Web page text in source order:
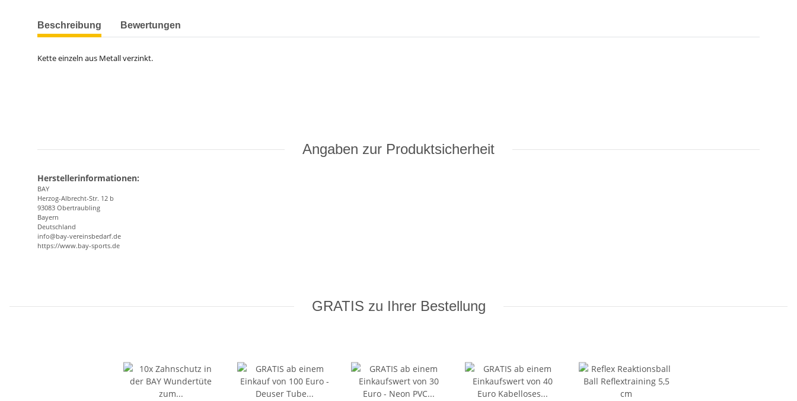
weitere Registerkarten anzeigen
Beschreibung Bewertungen
Kette einzeln aus Metall verzinkt.
Angaben zur Produktsicherheit
Herstellerinformationen:
BAY
Herzog-Albrecht-Str. 12 b
93083 Obertraubling
Bayern
Deutschland
info@bay-vereinsbedarf.de
https://www.bay-sports.de
GRATIS zu Ihrer Bestellung